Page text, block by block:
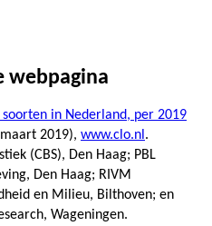
webpagina
in Nederland, per 2019
2019), www.clo.nl .
(CBS), Den Haag; PBL
Den Haag; RIVM
en Milieu, Bilthoven; en
Wageningen.